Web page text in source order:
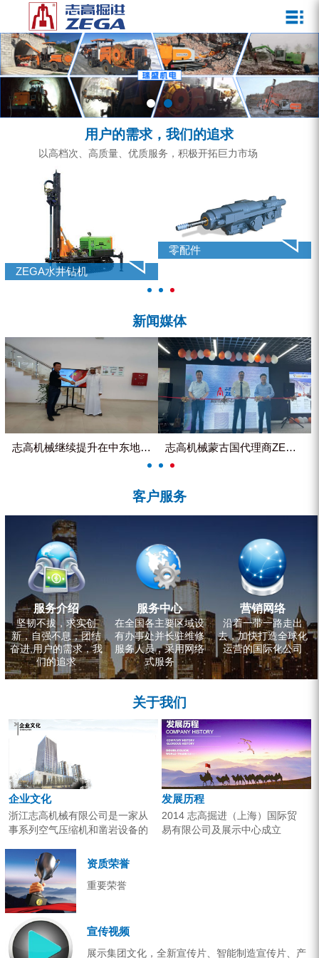
企业文化
发展历程
资质荣誉
宣传视频
公司新闻
行业动态
ZEGA一体式潜孔钻机
ZEGA地下掘进台车
ZEGA小型一体式露天钻机
ZEGA全液压顶锤钻机
零配件
锚固钻机系列
FY水井钻车系列
水井专用螺杆空压机
雾炮机
洗轮机
服务介绍
服务中心
营销网络
用户的需求，我们的追求
以高档次、高质量、优质服务，积极开拓巨力市场
ZEGA水井钻机
零配件
新闻媒体
志高机械继续提升在中东地区的市... 志高机械蒙古国代理商ZEGA客...
客户服务
服务介绍
坚韧不拔，求实创
新，自强不息，团结
奋进,用户的需求，我
们的追求
服务中心
在全国各主要区域设
有办事处并长驻维修
服务人员，采用网络
式服务
营销网络
沿着一带一路走出
去，加快打造全球化
运营的国际化公司
关于我们
企业文化
浙江志高机械有限公司是一家从
事系列空气压缩机和凿岩设备的
的专业机构。产品广泛应用于工
业气源、各类矿山开采和工程项
目建设。企业以技术开发为核
心，...
发展历程
2014 志高掘进（上海）国际贸
易有限公司及展示中心成立
资质荣誉
重要荣誉
宣传视频
展示集团文化，全新宣传片、智能制造宣传片、产